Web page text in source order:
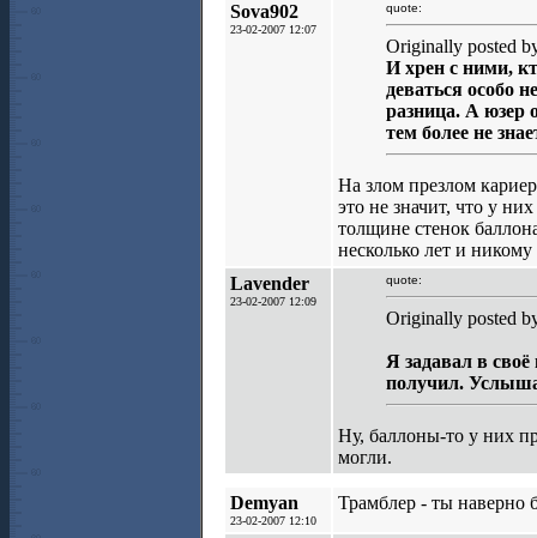
Sova902
23-02-2007 12:07
quote:
Originally posted
И хрен с ними,
деваться особо
разница. А юзер
тем более не
На злом презлом
это не значит, что у
толщине стенок
несколько лет и
Lavender
23-02-2007 12:09
quote:
Originally posted
Я задавал в своё
получил.
Ну, баллоны-то у них
могли.
Demyan
23-02-2007 12:10
Трамблер - ты